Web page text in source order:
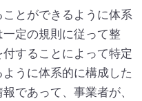
ことができるように体系
定の規則に従って整
することによって特定
うに体系的に構成した
であって、事業者が、